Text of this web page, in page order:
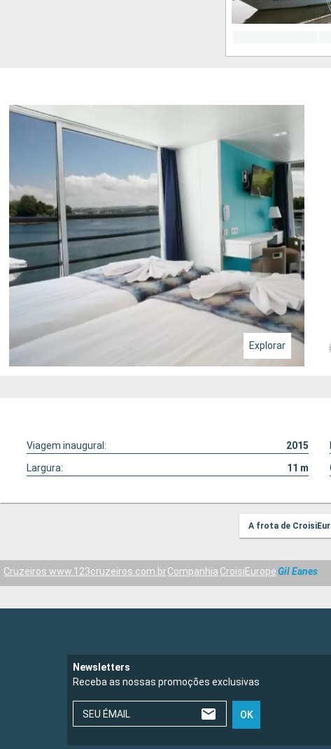
Explorar
Viagem inaugural: 2015
Largura:
11 m
A frota de
Cruzeiros www.123cruzeiros.com.brCompanhia CroisiEuropeGil Eanes
Newsletters
Receba as nossas promoções exclusivas
SEU ÉMAIL OK